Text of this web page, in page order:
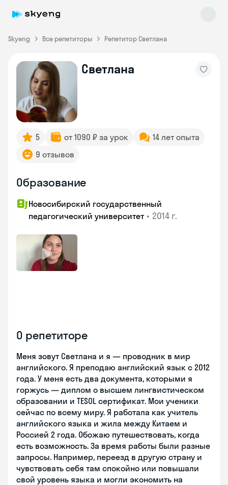
Skyeng Все репетиторы Репетитор Светлана
Светлана
5 от 1090 ₽ за урок
14 лет опыта
9 отзывов
Образование
Новосибирский государственный
педагогический университет • 2014 г.
О репетиторе
Меня зовут Светлана и я — проводник в мир
английского. Я преподаю английский язык с 2012
года. У меня есть два документа, которыми я
горжусь — диплом о высшем лингвистическом
образовании и TESOL сертификат. Мои ученики
сейчас по всему миру. Я работала как учитель
английского языка и жила между Китаем и
Россией 2 года. Обожаю путешествовать, когда
есть возможность. За время работы были разные
запросы. Например, переезд в другую страну и
чувствовать себя там спокойно или повышали
свой уровень языка и могли экономить на
Skyeng Chat
online